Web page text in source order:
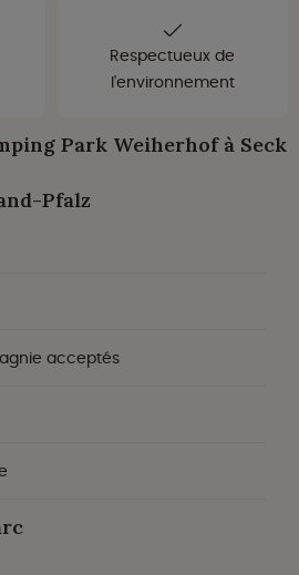
Respectueux de
l'environnement
Park Weiherhof à Seck
Pfalz
acceptés